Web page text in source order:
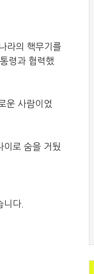
라의 핵무기를
령과 협력했
운 사람이었
로 숨을 거뒀
니다.